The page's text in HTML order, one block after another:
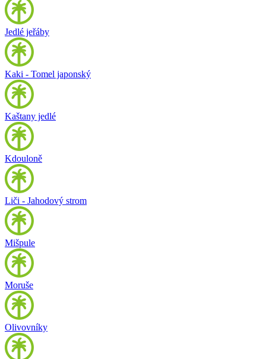
Jedlé jeřáby
Kaki - Tomel japonský
Kaštany jedlé
Kdouloně
Liči - Jahodový strom
Mišpule
Moruše
Olivovníky